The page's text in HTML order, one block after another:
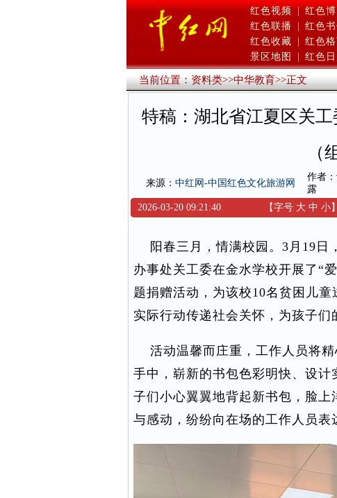
红色视频 | 红色
红色联播
红色
红色收藏
红色
景区地图
红色日
当前位置：资料类>>中华教育>>正文
特稿：湖北省江夏区关
（
来源： 中红网-中国红色文化旅游网
作者
露
2026-03-20 09:21:40 【字号 大 中 小】
阳春三月，情满校园。3月19日
办事处关工委在金水学校开展了“
题捐赠活动，为该校10名贫困儿
实际行动传递社会关怀，为孩子们
活动温馨而庄重，工作人员将精
手中，崭新的书包色彩明快、设
子们小心翼翼地背起新书包，脸
与感动，纷纷向在场的工作人员表